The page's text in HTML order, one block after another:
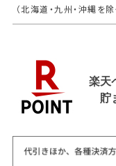
（北海道・九州・沖縄を除